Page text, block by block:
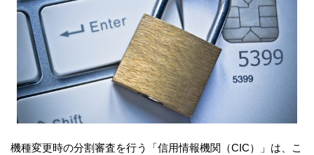
機種変更時の分割審査を行う「信用情報機関（CIC）」は、こ